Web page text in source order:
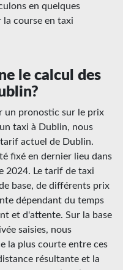
en quelques
course en taxi
le calcul des
un pronostic sur le prix
taxi à Dublin, nous
actuel de Dublin.
fixé en dernier lieu dans
2024. Le tarif de taxi
base, de différents prix
dépendant du temps
et d'attente. Sur la base
saisies, nous
la plus courte entre ces
résultante et la